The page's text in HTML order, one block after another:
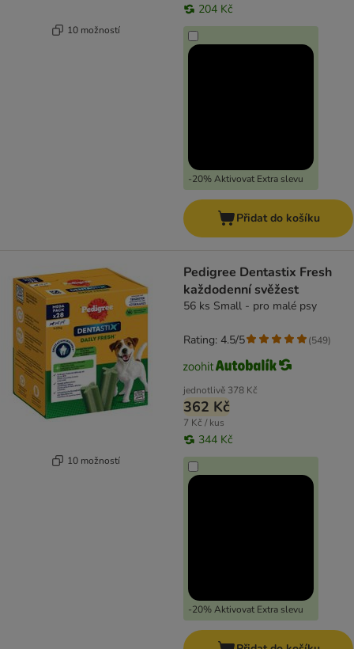
10 možností
204 Kč
-20% Aktivovat Extra slevu
Přidat do košíku
10 možností
Pedigree Dentastix Fresh
každodenní svěžest
56 ks Small - pro malé psy
jednotlivě 378 Kč
362 Kč
7 Kč / kus
344 Kč
-20% Aktivovat Extra slevu
Rating: 4.5/5 (549)